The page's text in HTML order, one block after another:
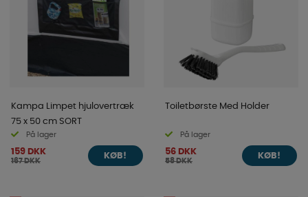
Kampa Limpet hjulovertræk
75 x 50 cm SORT
På lager
159 DKK
167 DKK
KØB!
Toiletbørste Med Holder
På lager
56 DKK
58 DKK
KØB!